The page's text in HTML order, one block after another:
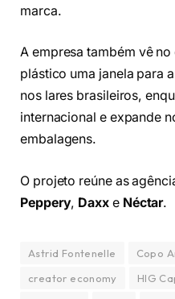
marca.
A empresa também vê
plástico uma janela para
nos lares brasileiros,
internacional e expande
embalagens.
O projeto reúne as
Peppery, Daxxe Néctar.
Astrid Fontenelle
Copo
creator economy
HIG